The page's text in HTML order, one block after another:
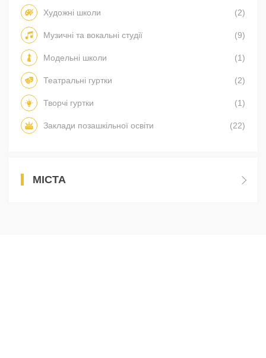
Художні школи (2)
Музичні та вокальні студії (9)
Модельні школи (1)
Театральні гуртки (2)
Творчі гуртки (1)
Заклади позашкільної освіти (22)
МІСТА